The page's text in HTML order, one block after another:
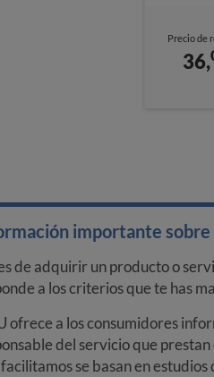
Precio de
36,
importante sobre
de adquirir un producto o
a los criterios que te has
ofrece a los consumidores
del servicio que
se basan en